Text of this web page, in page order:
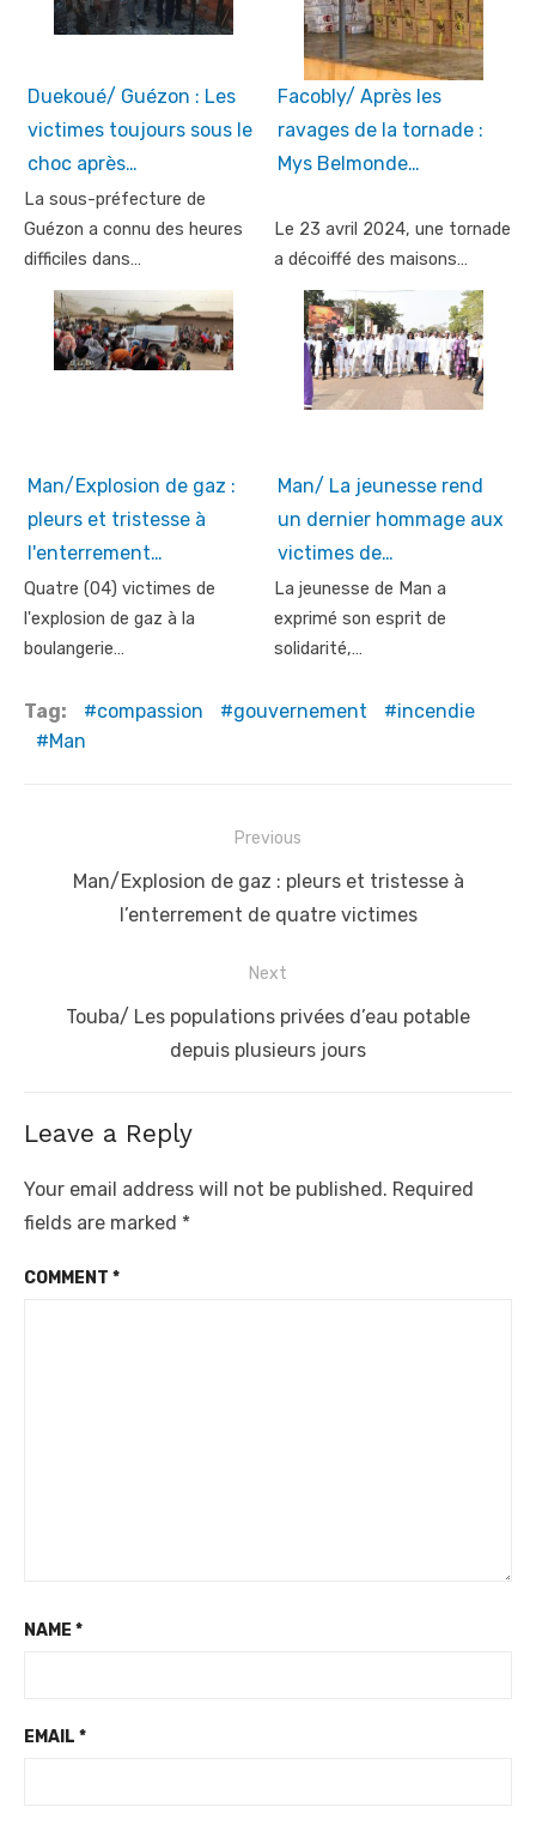
Duekoué/ Guézon : Les
victimes toujours sous le
choc après…
La sous-préfecture de
Guézon a connu des heures
difficiles dans…
Facobly/ Après les
ravages de la tornade :
Mys Belmonde…
Le 23 avril 2024, une tornade
a décoiffé des maisons…
Man/Explosion de gaz :
pleurs et tristesse à
l'enterrement…
Quatre (04) victimes de
l'explosion de gaz à la
boulangerie…
Man/ La jeunesse rend
un dernier hommage aux
victimes de…
La jeunesse de Man a
exprimé son esprit de
solidarité,…
Tag: compassion gouvernement
incendie
Man
navigation
Previous
Previous
Man/Explosion de gaz : pleurs et tristesse à
l’enterrement de quatre victimes
Next
NextTouba/ Les populations privées d’eau potable
depuis plusieurs jours
Leave a Reply
Your email address will not be published. Required
fields are marked *
COMMENT *
NAME *
EMAIL *